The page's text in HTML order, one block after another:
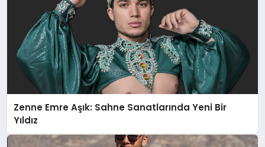
Zenne Emre Aşık: Sahne Sanatlarında Yeni Bir
Yıldız